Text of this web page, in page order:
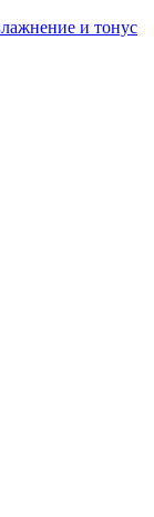
и тонус